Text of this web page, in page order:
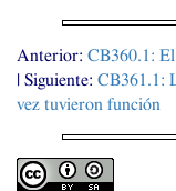
Anterior: CB360.1:
| Siguiente: CB361 .1:
vez tuvieron función